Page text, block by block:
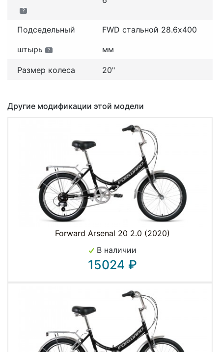
?
Подседельный
штырь
?
FWD стальной 28.6x400
мм
Размер колеса 20"
Другие модификации этой модели
Forward Arsenal 20 2.0 (2020)
В наличии
15024 ₽